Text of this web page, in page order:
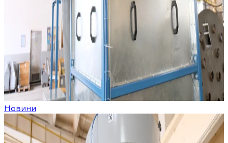
Новини